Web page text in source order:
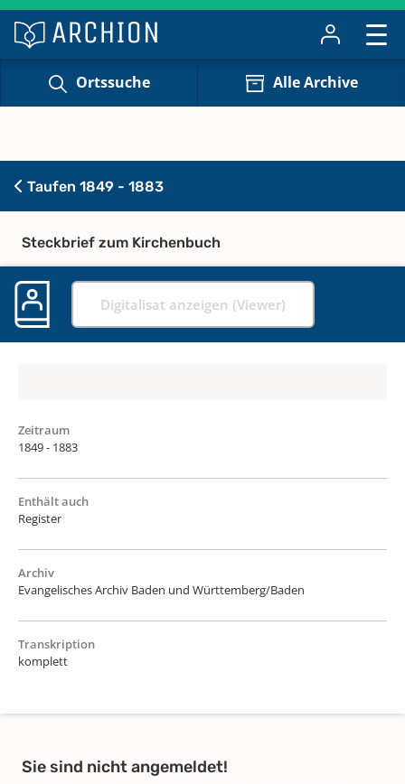
Ortssuche Alle Archive
Taufen 1849 - 1883
Steckbrief zum Kirchenbuch
Digitalisat anzeigen (Viewer)
Zeitraum
1849 - 1883
Enthält auch
Register
Archiv
Evangelisches Archiv Baden und Württemberg/Baden
Transkription
komplett
Sie sind nicht angemeldet!